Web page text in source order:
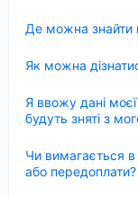
Де можна знайти
Як можна
Я ввожу дані
будуть зняті з
Чи вимагається в
або передоплати?